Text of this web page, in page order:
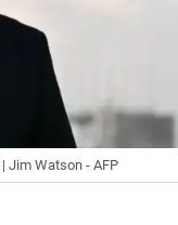
| Jim Watson - AFP